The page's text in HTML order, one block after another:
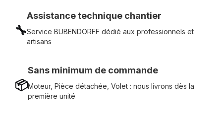
🔧
Assistance technique chantier
Service BUBENDORFF dédié aux professionnels et
artisans
📦
Sans minimum de commande
Moteur, Pièce détachée, Volet : nous livrons dès la
première unité